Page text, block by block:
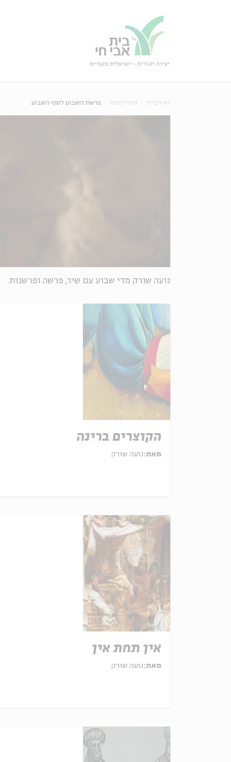
דף הבית פרוייקטים פרשת השבוע לסוף השבוע
נועה שורק מדי שבוע עם שיר, פרשה ופרשנות.
הקוצרים ברינה
מאת:נועה שורק
אין תחת אין
מאת:נועה שורק